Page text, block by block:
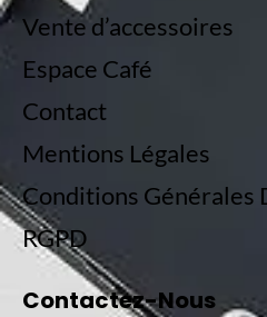
Vente d’accessoires
Espace Café
Contact
Mentions Légales
Conditions Générales
RGPD
Contactez-Nous